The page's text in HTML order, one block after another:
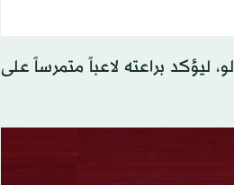
ليؤكد براعته لاعباً متمرساً على